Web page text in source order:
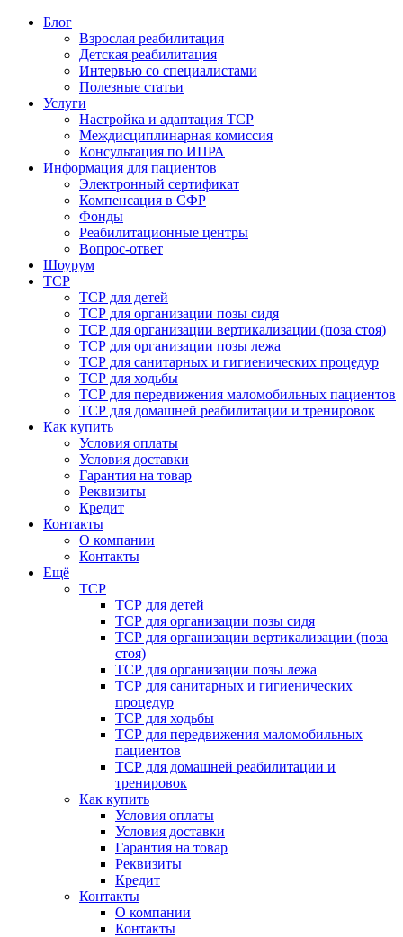
Блог
Взрослая реабилитация
Детская реабилитация
Интервью со специалистами
Полезные статьи
Услуги
Настройка и адаптация ТСР
Междисциплинарная комиссия
Консультация по ИПРА
Информация для пациентов
Электронный сертификат
Компенсация в СФР
Фонды
Реабилитационные центры
Вопрос-ответ
Шоурум
ТСР
ТСР для детей
ТСР для организации позы сидя
ТСР для организации вертикализации (поза стоя)
ТСР для организации позы лежа
ТСР для санитарных и гигиенических процедур
ТСР для ходьбы
ТСР для передвижения маломобильных пациентов
ТСР для домашней реабилитации и тренировок
Как купить
Условия оплаты
Условия доставки
Гарантия на товар
Реквизиты
Кредит
Контакты
О компании
Контакты
Ещё
ТСР
ТСР для детей
ТСР для организации позы сидя
ТСР для организации вертикализации (поза
стоя)
ТСР для организации позы лежа
ТСР для санитарных и гигиенических
процедур
ТСР для ходьбы
ТСР для передвижения маломобильных
пациентов
ТСР для домашней реабилитации и
тренировок
Как купить
Условия оплаты
Условия доставки
Гарантия на товар
Реквизиты
Кредит
Контакты
О компании
Контакты